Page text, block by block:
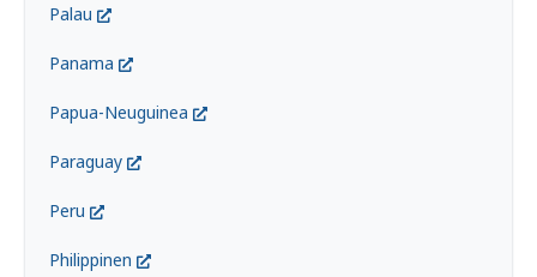
Palau
Panama
Papua-Neuguinea
Paraguay
Peru
Philippinen